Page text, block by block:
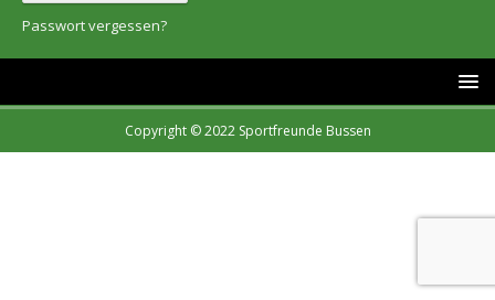
Passwort vergessen?
Copyright © 2022 Sportfreunde Bussen